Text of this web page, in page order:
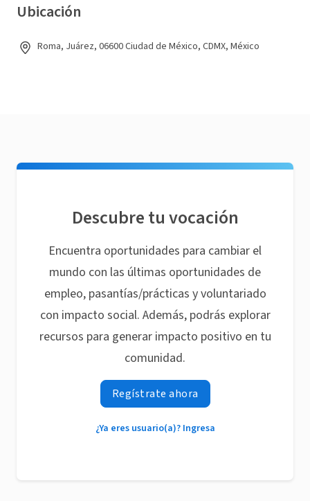
Ubicación
Roma, Juárez, 06600 Ciudad de México, CDMX, México
Descubre tu vocación
Encuentra oportunidades para cambiar el
mundo con las últimas oportunidades de
empleo, pasantías/prácticas y voluntariado
con impacto social. Además, podrás explorar
recursos para generar impacto positivo en tu
comunidad.
Regístrate ahora
¿Ya eres usuario(a)? Ingresa